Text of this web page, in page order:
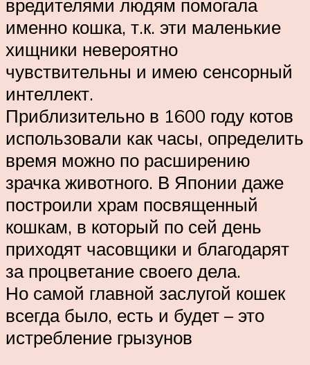
вредителями людям помогала
именно кошка, т.к. эти маленькие
хищники невероятно
чувствительны и имею сенсорный
интеллект.
Приблизительно в 1600 году котов
использовали как часы, определить
время можно по расширению
зрачка животного. В Японии даже
построили храм посвященный
кошкам, в который по сей день
приходят часовщики и благодарят
за процветание своего дела.
Но самой главной заслугой кошек
всегда было, есть и будет – это
истребление грызунов